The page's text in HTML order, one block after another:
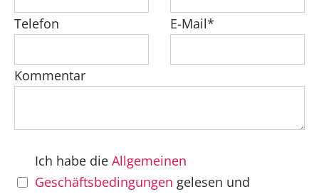
Telefon E-Mail*
Kommentar
Ich habe die Allgemeinen
Geschäftsbedingungen gelesen und